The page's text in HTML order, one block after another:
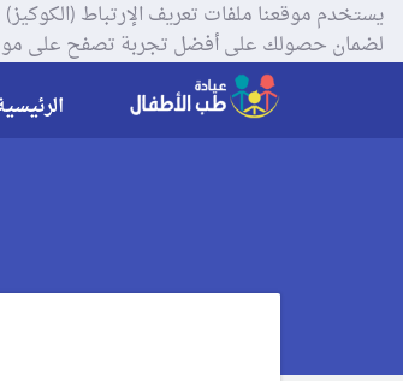
لضمان حصولك على أفضل تجربة تصفح على